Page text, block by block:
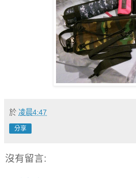
於 凌晨4:47
分享
沒有留言: